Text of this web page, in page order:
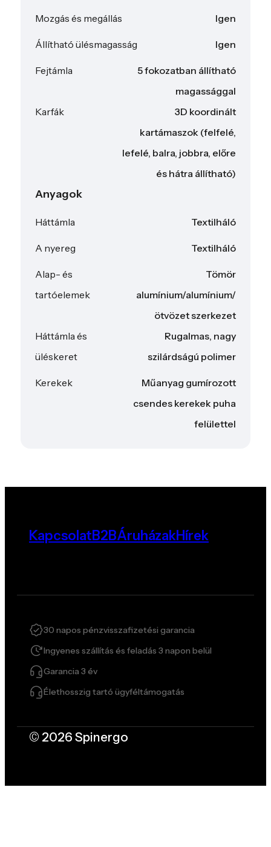
Mozgás és megállás Igen
Állítható ülésmagasság Igen
Fejtámla
5 fokozatban állítható
magassággal
Karfák
3D koordinált
kartámaszok (felfelé,
lefelé, balra, jobbra, előre
és hátra állítható)
Anyagok
Háttámla Textilháló
A nyereg Textilháló
Alap- és
tartóelemek
Tömör
alumínium/alumínium/
ötvözet szerkezet
Háttámla és
üléskeret
Rugalmas, nagy
szilárdságú polimer
Kerekek
Műanyag gumírozott
csendes kerekek puha
felülettel
KapcsolatB2BÁruházakHírek
30 napos pénzvisszafizetési garancia
Ingyenes szállítás és feladás 3 napon belül
Garancia 3 év
Élethosszig tartó ügyféltámogatás
© 2026 Spinergo